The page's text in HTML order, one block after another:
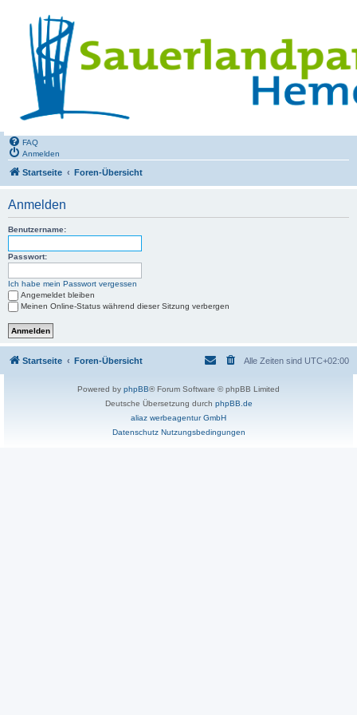
FAQ
Anmelden
Startseite Foren-Übersicht
Anmelden
Benutzername:
Passwort:
Ich habe mein Passwort vergessen
Angemeldet bleiben
Meinen Online-Status während dieser Sitzung verbergen
Startseite Foren-Übersicht Alle Zeiten sind UTC+02:00
Powered by phpBB® Forum Software © phpBB Limited
Deutsche Übersetzung durch phpBB.de
aliaz werbeagentur GmbH
Datenschutz Nutzungsbedingungen